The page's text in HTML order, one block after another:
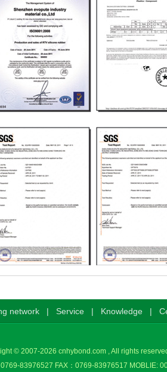
network | Service | Knowledge |
© 2007-2026 cnhybond.com , All rights
83976527 FAX：0769-83976517 MOBLIE: